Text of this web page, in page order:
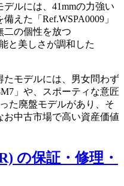
ルには、41mmの力強い
えた「Ref.WSPA0009」
二の個性を放つ
と美しさが調和した
モデルには、男女問わず
」や、スポーティな意匠
た廃盤モデルがあり、そ
中古市場で高い資産価値
の保証・修理・